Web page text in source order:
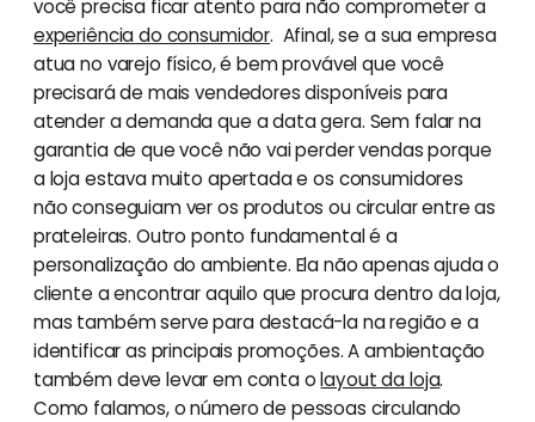
você precisa ficar atento para não comprometer a
experiência do consumidor. Afinal, se a sua empresa
atua no varejo físico, é bem provável que você
precisará de mais vendedores disponíveis para
atender a demanda que a data gera. Sem falar na
garantia de que você não vai perder vendas porque
a loja estava muito apertada e os consumidores
não conseguiam ver os produtos ou circular entre as
prateleiras. Outro ponto fundamental é a
personalização do ambiente. Ela não apenas ajuda o
cliente a encontrar aquilo que procura dentro da loja,
mas também serve para destacá-la na região e a
identificar as principais promoções. A ambientação
também deve levar em conta olayout da loja.
Como falamos, o número de pessoas circulando